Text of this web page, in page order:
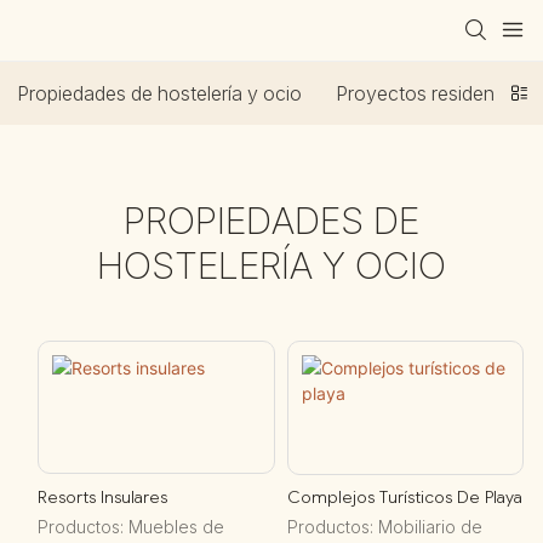
Propiedades de hostelería y ocio Proyectos residenciales
PROPIEDADES DE
HOSTELERÍA Y OCIO
Resorts Insulares
Productos: Muebles de
Complejos Turísticos De Playa
Productos: Mobiliario de